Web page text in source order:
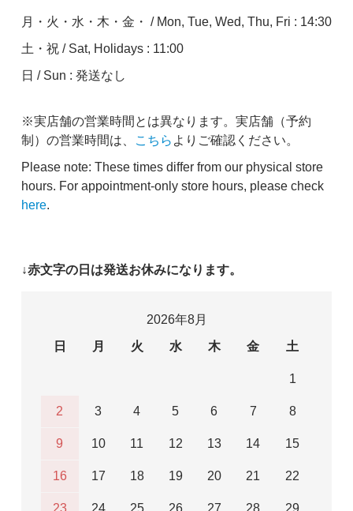
月・火・水・木・金・ / Mon, Tue, Wed, Thu, Fri : 14:30
土・祝 / Sat, Holidays : 11:00
日 / Sun : 発送なし
※実店舗の営業時間とは異なります。実店舗（予約
制）の営業時間は、
こちら よりご確認ください。
Please note: These times differ from our physical store
hours. For appointment-only store hours, please check
here.
↓赤文字の日は発送お休みになります。
2026年8月
日
月 火 水 木 金 土
1
2 3 4 5 6 7 8
9 10 11 12 13 14 15
16 17 18 19 20 21 22